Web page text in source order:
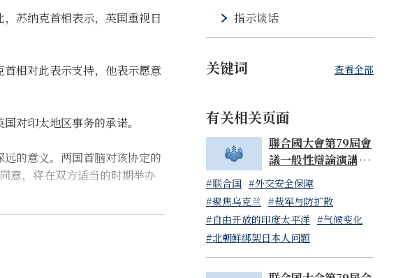
苏纳克首相表示，英国重视日
相对此表示支持，他表示愿意
对印太地区事务的承诺。
的意义。两国首脑对该协定的
意，将在双方适当的时期举办
指示谈话
关键词 查看全部
有关相关页面
聯合國大會第79屆會
議一般性辯論演講 岸
田文雄內閣總理大臣
（日本國常駐聯合國
代表山崎和之大使代
讀）
#联合国 #外交安全保障
#聚焦乌克兰 #裁军与防扩散
#自由开放的印度太平洋 #气候变化
#北朝鲜绑架日本人问题